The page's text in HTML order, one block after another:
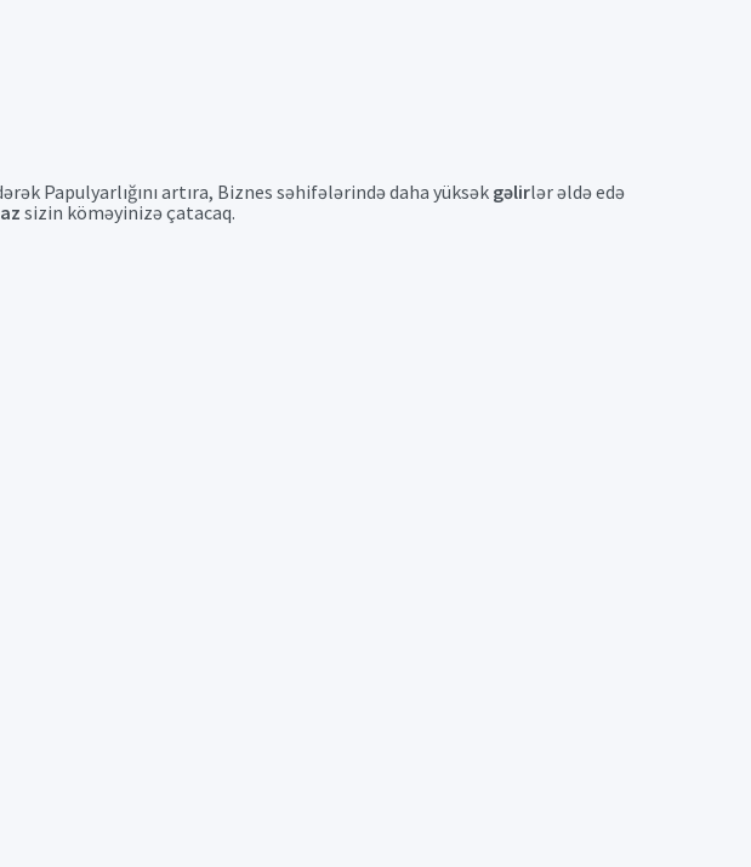
Papulyarlığını artıra, Biznes səhifələrində daha yüksək gəlirlər əldə edə
sizin köməyinizə çatacaq.